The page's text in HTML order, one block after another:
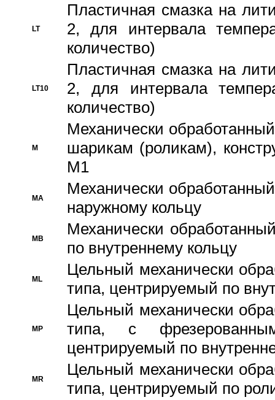
LT
Пластичная смазка на
2, для интервала
количество)
LT10
Пластичная смазка на
2, для интервала
количество)
M
Механически
шарикам (роликам),
M1
MA
Механически
наружному кольцу
MB
Механически
по внутреннему кольцу
ML
Цельный механически
типа, центрируемый по
MP
Цельный механически
типа, с
центрируемый по
MR
Цельный механически
типа, центрируемый по